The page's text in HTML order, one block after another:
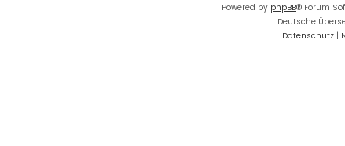
Powered by phpBB® Forum
Deutsche
Datenschutz |